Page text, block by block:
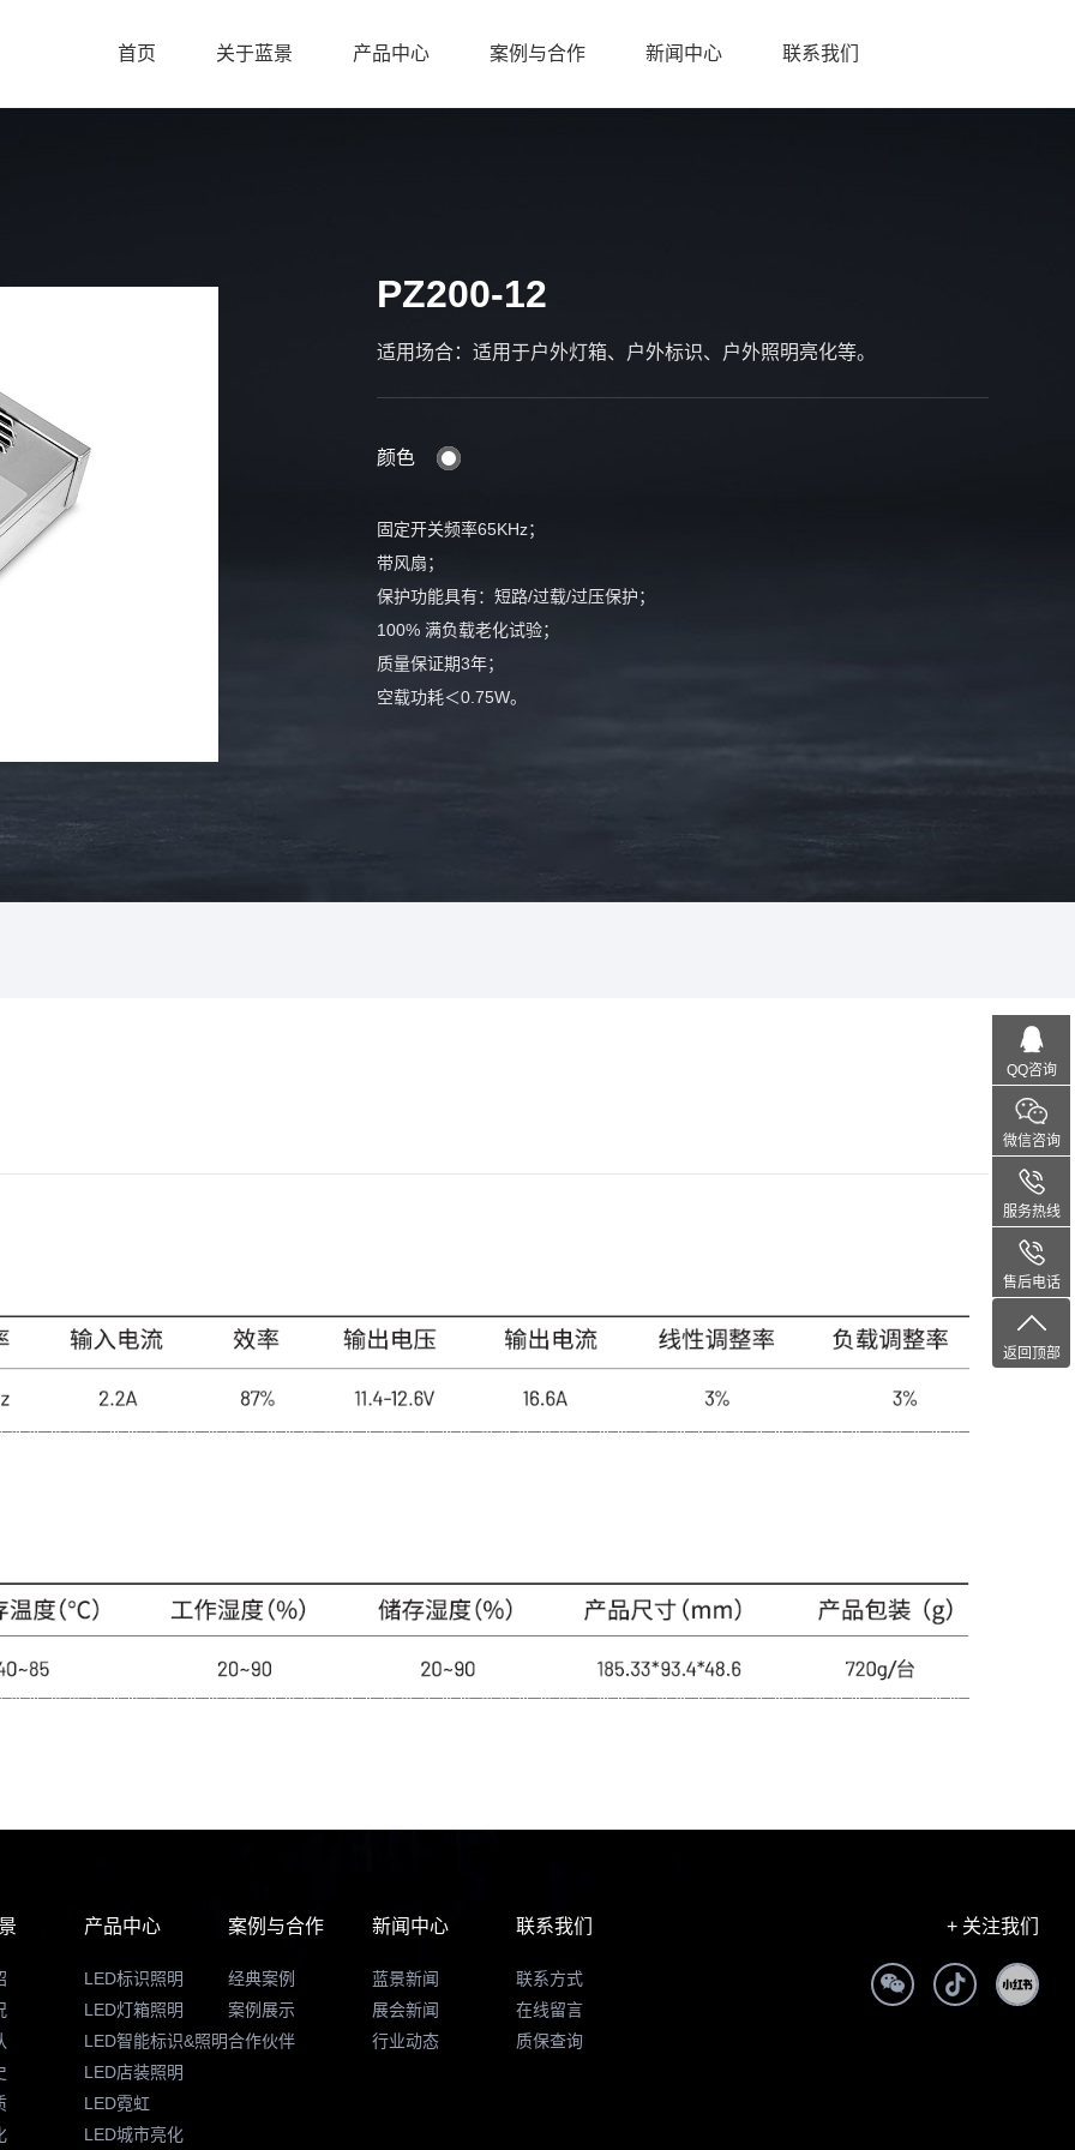
首页 关于蓝景 产品中心 案例与合作 新闻中心 联系我们
PZ200-12
适用场合：适用于户外灯箱、户外标识、户外照明亮化等。
颜色
固定开关频率65KHz；
带风扇；
保护功能具有：短路/过载/过压保护；
100% 满负载老化试验；
质量保证期3年；
空载功耗＜0.75W。
产品中心
LED标识照明
LED灯箱照明
LED智能标识&照明
LED店装照明
LED霓虹
LED城市亮化
案例与合作
经典案例
案例展示
合作伙伴
新闻中心
蓝景新闻
展会新闻
行业动态
联系我们
联系方式
在线留言
质保查询
+ 关注我们
QQ咨询
微信咨询
服务热线
售后电话
返回顶部